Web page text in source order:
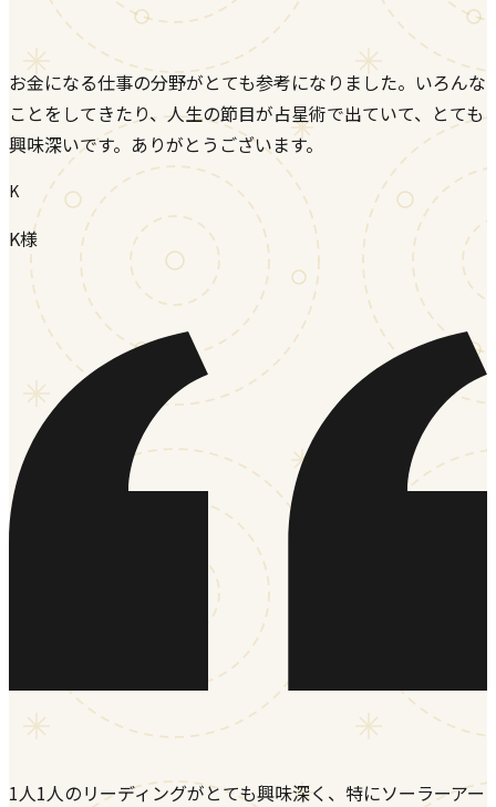
お金になる仕事の分野がとても参考になりました。いろんな
ことをしてきたり、人生の節目が占星術で出ていて、とても
興味深いです。ありがとうございます。
K
K様
1人1人のリーディングがとても興味深く、特にソーラーアー